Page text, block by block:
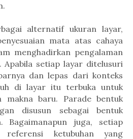
alternatif ukuran layar,
mata atas cahaya
menghadirkan pengalaman
Apabila setiap layar ditelusuri
dan lepas dari konteks
di layar itu terbuka untuk
makna baru. Parade bentuk
disusun sebagai bentuk
juga, setiap
referensi ketubuhan yang